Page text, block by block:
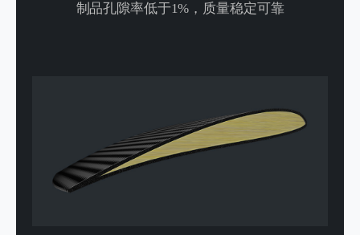
制品孔隙率低于1%，质量稳定可靠